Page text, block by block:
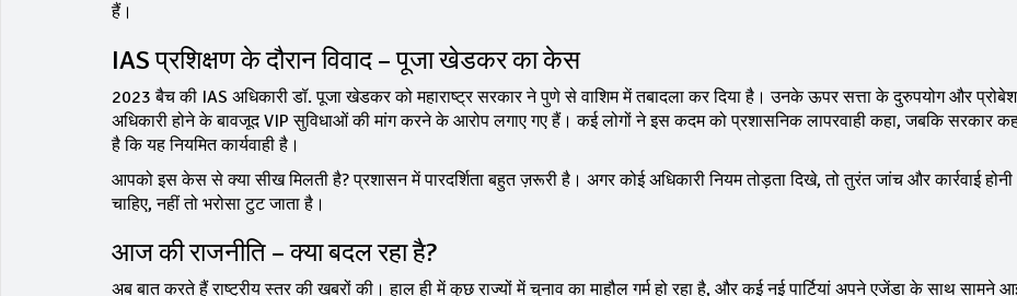
हैं।
IAS प्रशिक्षण के दौरान विवाद – पूजा खेडकर का केस
2023 बैच की IAS अधिकारी डॉ. पूजा खेडकर को महाराष्ट्र सरकार ने पुणे से वाशिम में तबादला कर दिया है। उनके ऊपर सत्ता के दुरुपयोग और
अधिकारी होने के बावजूद VIP सुविधाओं की मांग करने के आरोप लगाए गए हैं। कई लोगों ने इस कदम को प्रशासनिक लापरवाही कहा, जबकि सरकार
है कि यह नियमित कार्यवाही है।
आपको इस केस से क्या सीख मिलती है? प्रशासन में पारदर्शिता बहुत ज़रूरी है। अगर कोई अधिकारी नियम तोड़ता दिखे, तो तुरंत जांच और कार्रवाई होनी
चाहिए, नहीं तो भरोसा टुट जाता है।
आज की राजनीति – क्या बदल रहा है?
अब बात करते हैं राष्ट्रीय स्तर की खबरों की। हाल ही में कुछ राज्यों में चुनाव का माहौल गर्म हो रहा है, और कई नई पार्टियां अपने एजेंडा के साथ सामने